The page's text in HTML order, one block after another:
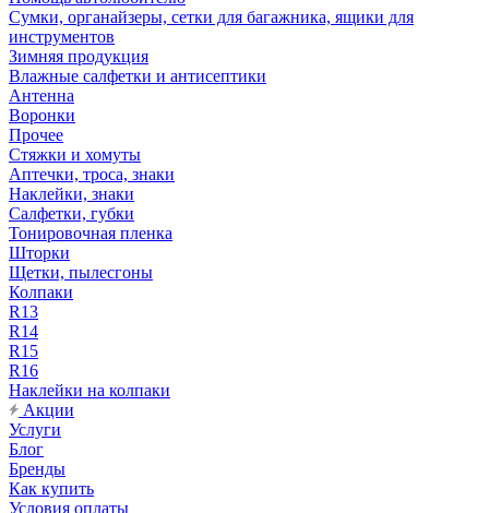
Сумки, органайзеры, сетки для багажника, ящики для
инструментов
Зимняя продукция
Влажные салфетки и антисептики
Антенна
Воронки
Прочее
Стяжки и хомуты
Аптечки, троса, знаки
Наклейки, знаки
Салфетки, губки
Тонировочная пленка
Шторки
Щетки, пылесгоны
Колпаки
R13
R14
R15
R16
Наклейки на колпаки
Акции
Услуги
Блог
Бренды
Как купить
Условия оплаты